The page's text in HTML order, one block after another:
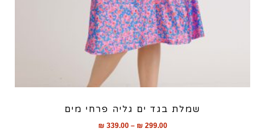
שמלת בגד ים גליה פרחי מים
₪ 299.00
–
₪ 339.00